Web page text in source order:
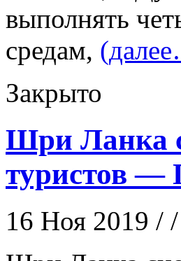
выполнять
средам,
Закрыто
Шри Ланка
туристов —
16 Ноя 2019 /